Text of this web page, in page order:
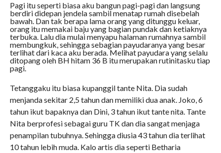
Pagi itu seperti biasa aku bangun pagi-pagi dan langsung
berdiri didepan jendela sambil menatap rumah disebelah
bawah. Dan tak berapa lama orang yang ditunggu keluar,
orang itu memakai baju yang bagian pundak dan ketiaknya
terbuka. Lalu dia mulai menyapu halaman rumahnya sambil
membungkuk, sehingga sebagian payudaranya yang besar
terlihat dari kaca aku berada. Melihat payudara yang selalu
ditopang oleh BH hitam 36 B itu merupakan rutinitasku tiap
pagi.
Tetanggaku itu biasa kupanggil tante Nita. Dia sudah
menjanda sekitar 2,5 tahun dan memiliki dua anak. Joko, 6
tahun ikut bapaknya dan Dini, 3 tahun ikut tante nita. Tante
Nita berprofesi sebagai guru TK dan dia sangat menjaga
penampilan tubuhnya. Sehingga diusia 43 tahun dia terlihat
10 tahun lebih muda. Kalo artis dia seperti Betharia